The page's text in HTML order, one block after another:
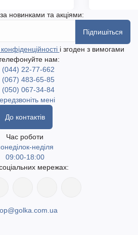
новинками та акціями:
Підпишіться
і згоден з вимогами
нам:
(044) 22-77-662
(067) 483-65-85
(050) 067-34-84
мені
До контактів
Час роботи
неділя
09:00-18:00
мережах: